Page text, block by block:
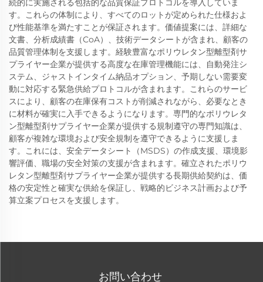
続的に実施される包括的な品質保証プロトコルを導入していま
す。これらの体制により、すべてのロットが定められた仕様およ
び性能基準を満たすことが保証されます。価値提案には、詳細な
文書、分析成績書（CoA）、技術データシートが含まれ、顧客の
品質管理体制を支援します。経験豊富なポリウレタン型離型剤サ
プライヤー企業が提供する高度な在庫管理機能には、自動発注シ
ステム、ジャストインタイム納品オプション、予期しない需要変
動に対応する緊急供給プロトコルが含まれます。これらのサービ
スにより、顧客の在庫保有コストが削減されながら、必要なとき
に材料が確実に入手できるようになります。専門的なポリウレタ
ン型離型剤サプライヤー企業が提供する規制遵守の専門知識は、
顧客が複雑な環境および安全規制を遵守できるように支援しま
す。これには、安全データシート（MSDS）の作成支援、環境影
響評価、職場の安全対策の支援が含まれます。確立されたポリウ
レタン型離型剤サプライヤー企業が提供する長期供給契約は、価
格の安定性と確実な供給を保証し、戦略的ビジネス計画および予
算立案プロセスを支援します。
お問い合わせ